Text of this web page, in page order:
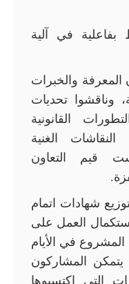
بفاعلية في آلية
المعرفة والخبرات
وناقشوا تحديات
القانونية
الغنية
قيم التعاون
شهادات اتمام
العمل على
في الأيام
يتمكن المشاركون
التي اكتسبوها